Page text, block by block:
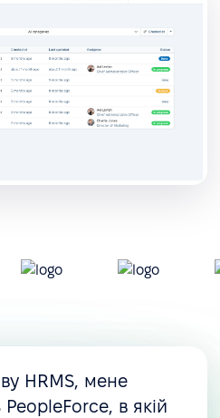
HRMS, мене
PeopleForce, в якій